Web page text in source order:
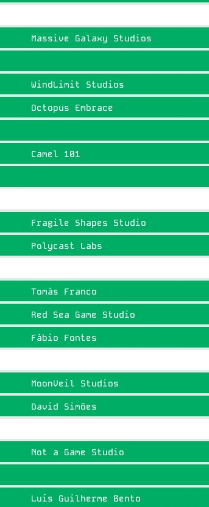
Massive Galaxy Studios
WindLimit Studios
Octopus Embrace
Camel 101
Fragile Shapes Studio
Polycast Labs
Tomás Franco
Red Sea Game Studio
Fábio Fontes
MoonVeil Studios
David Simões
Not a Game Studio
Luís Guilherme Bento